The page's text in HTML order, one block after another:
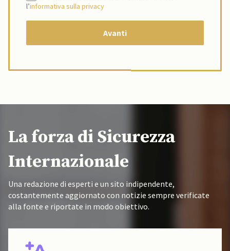
l’informativa sulla privacy
La forza di Sicurezza
Internazionale
Una redazione di esperti e un sito indipendente,
costantemente aggiornato con notizie sempre verificate
alla fonte e riportate in modo obiettivo.